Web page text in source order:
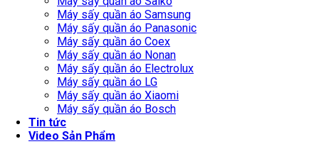
Máy sấy quần áo Samsung
Máy sấy quần áo Panasonic
Máy sấy quần áo Coex
Máy sấy quần áo Nonan
Máy sấy quần áo Electrolux
Máy sấy quần áo LG
Máy sấy quần áo Xiaomi
Máy sấy quần áo Bosch
Tin tức
Video Sản Phẩm